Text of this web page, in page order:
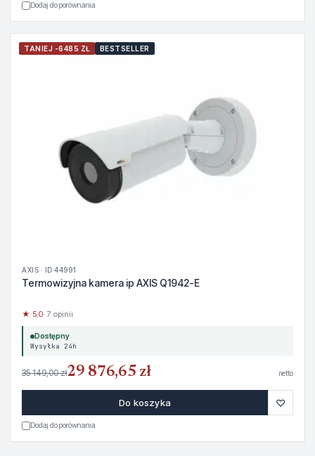
Dodaj do porównania
TANIEJ -6485 ZŁ BESTSELLER
AXIS · ID 44991
Termowizyjna kamera ip AXIS Q1942-E
★ 5.0· 7 opinii
Dostępny
Wysyłka 24h
35 149,00 zł29 876,65 zł netto
Do koszyka ♡
Dodaj do porównania